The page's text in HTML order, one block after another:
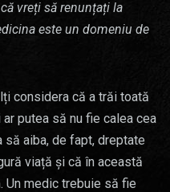
vreți să renunțați la
este un domeniu de
considera că a trăi toată
putea să nu fie calea cea
să aiba, de fapt, dreptate
viață și că în această
Un medic trebuie să fie